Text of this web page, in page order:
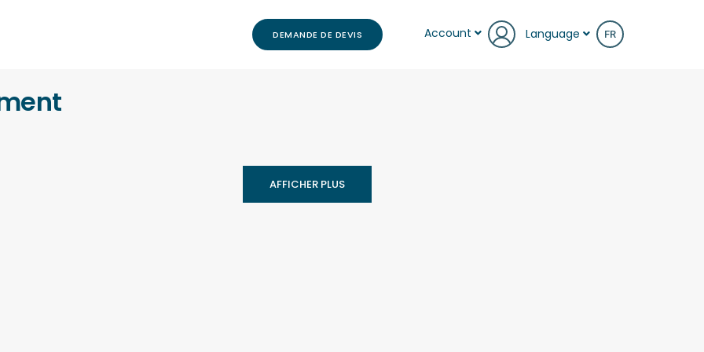
DEMANDE DE DEVIS Account Language FR
AFFICHER PLUS